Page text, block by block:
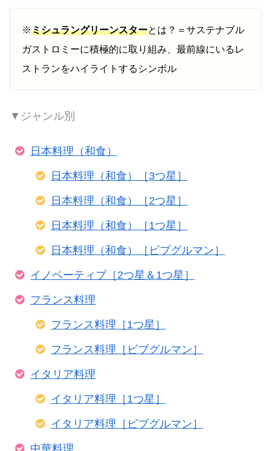
※ミシュラングリーンスターとは？＝サステナブル
ガストロミーに積極的に取り組み、最前線にいるレ
ストランをハイライトするシンボル
▼ジャンル別
日本料理（和食）
日本料理（和食）［3つ星］
日本料理（和食）［2つ星］
日本料理（和食）［1つ星］
日本料理（和食）［ビブグルマン］
イノベーティブ［2つ星＆1つ星］
フランス料理
フランス料理［1つ星］
フランス料理［ビブグルマン］
イタリア料理
イタリア料理［1つ星］
イタリア料理［ビブグルマン］
中華料理